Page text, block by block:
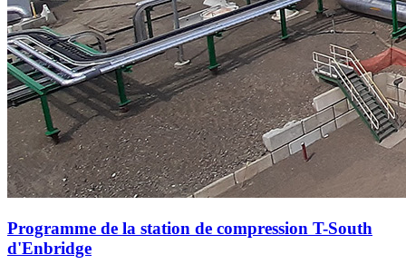
Programme de la station de compression T-South
d'Enbridge